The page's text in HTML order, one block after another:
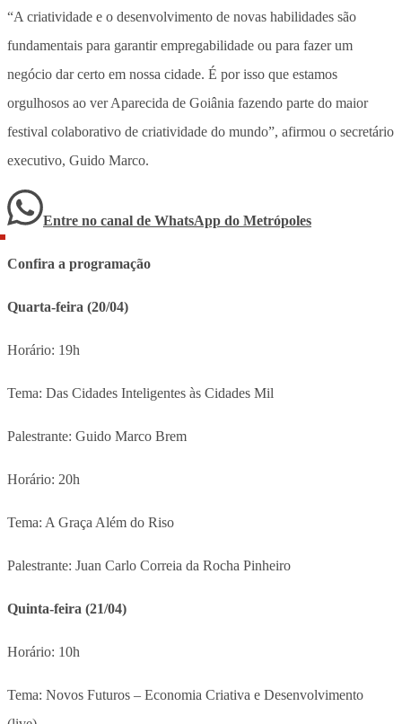
“A criatividade e o desenvolvimento de novas habilidades são
fundamentais para garantir empregabilidade ou para fazer um
negócio dar certo em nossa cidade. É por isso que estamos
orgulhosos ao ver Aparecida de Goiânia fazendo parte do maior
festival colaborativo de criatividade do mundo”, afirmou o secretário
executivo, Guido Marco.
Entre no canal de WhatsApp do Metrópoles
Confira a programação
Quarta-feira (20/04)
Horário: 19h
Tema: Das Cidades Inteligentes às Cidades Mil
Palestrante: Guido Marco Brem
Horário: 20h
Tema: A Graça Além do Riso
Palestrante: Juan Carlo Correia da Rocha Pinheiro
Quinta-feira (21/04)
Horário: 10h
Tema: Novos Futuros – Economia Criativa e Desenvolvimento